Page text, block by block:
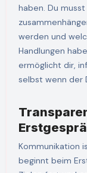
haben. Du
werden und
Handlungen
ermöglicht dir,
selbst wenn der
Kommunikation ist kein Einbahnstraßen-Schild. Sie
beginnt beim